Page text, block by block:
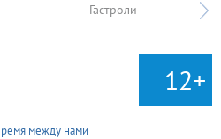
Гастроли
12+
между нами